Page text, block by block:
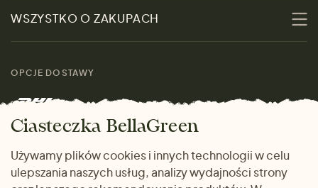
Skontaktuj się z nami
Marki
Kobiety
Mężczyźni
Prezenty
WSZYSTKO O ZAKUPACH
rozmiarach
Zwrot towaru
Dlaczego warto kupować
OPCJE DOSTAWY
METODY PŁATNOŚCI
Ciasteczka BellaGreen
Używamy plików cookies i innych technologii w celu
ulepszania naszych usług, analizy wydajności strony